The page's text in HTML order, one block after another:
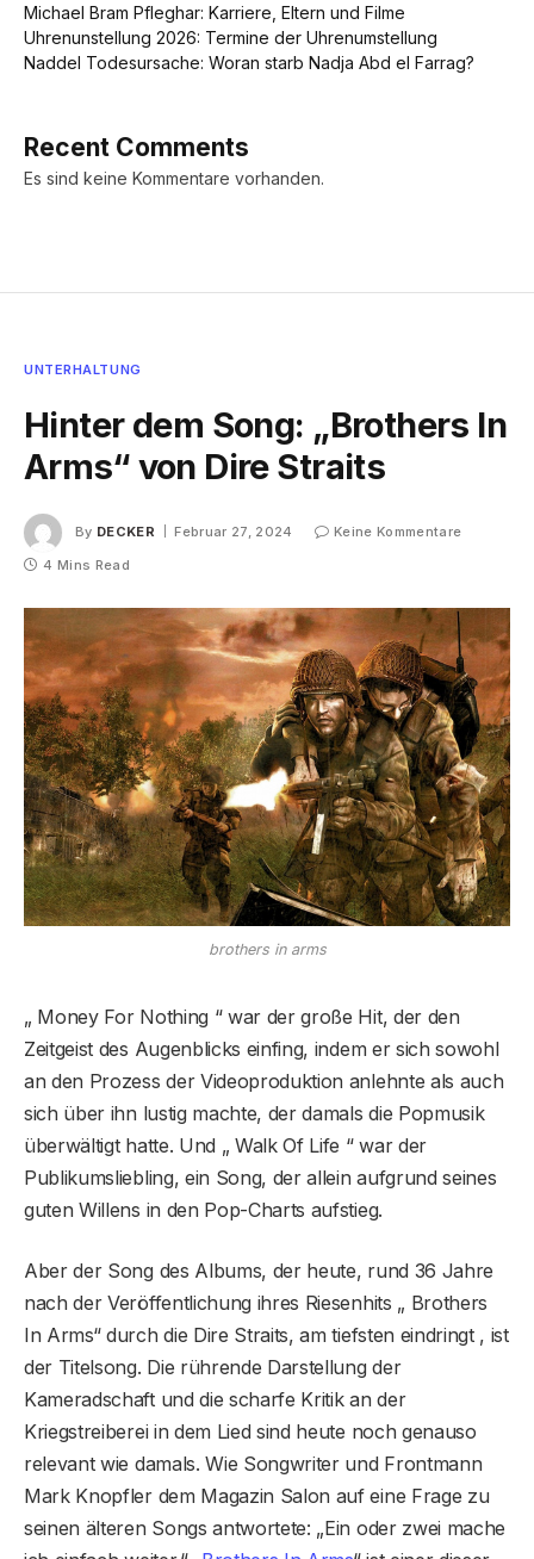
Michael Bram Pfleghar: Karriere, Eltern und Filme
Uhrenunstellung 2026: Termine der Uhrenumstellung
Naddel Todesursache: Woran starb Nadja Abd el Farrag?
Recent Comments
Es sind keine Kommentare vorhanden.
UNTERHALTUNG
Hinter dem Song: „Brothers In
Arms“ von Dire Straits
By DECKER Februar 27, 2024
Keine Kommentare
4 Mins Read
brothers in arms
„ Money For Nothing “ war der große Hit, der den
Zeitgeist des Augenblicks einfing, indem er sich sowohl
an den Prozess der Videoproduktion anlehnte als auch
sich über ihn lustig machte, der damals die Popmusik
überwältigt hatte. Und „ Walk Of Life “ war der
Publikumsliebling, ein Song, der allein aufgrund seines
guten Willens in den Pop-Charts aufstieg.
Aber der Song des Albums, der heute, rund 36 Jahre
nach der Veröffentlichung ihres Riesenhits „ Brothers
In Arms“ durch die Dire Straits, am tiefsten eindringt , ist
der Titelsong. Die rührende Darstellung der
Kameradschaft und die scharfe Kritik an der
Kriegstreiberei in dem Lied sind heute noch genauso
relevant wie damals. Wie Songwriter und Frontmann
Mark Knopfler dem Magazin Salon auf eine Frage zu
seinen älteren Songs antwortete: „Ein oder zwei mache